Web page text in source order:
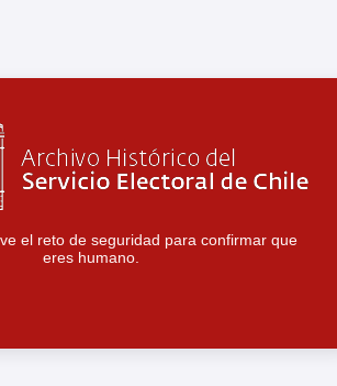
el reto de seguridad para confirmar que
eres humano.